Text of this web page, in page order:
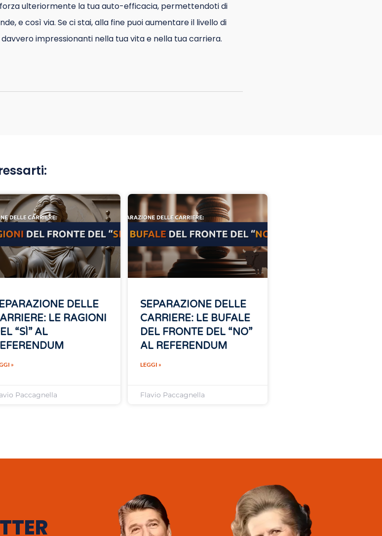
ulteriormente la tua auto-efficacia, permettendoti di
e così via. Se ci stai, alla fine puoi aumentare il livello di
impressionanti nella tua vita e nella tua carriera.
DELLE
LE RAGIONI
“SÌ” AL
»
Paccagnella
SEPARAZIONE DELLE
CARRIERE: LE BUFALE
DEL FRONTE DEL “NO”
AL REFERENDUM
LEGGI »
Flavio Paccagnella